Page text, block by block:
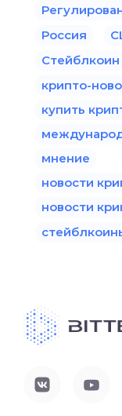
Россия
Стейблкоин
крипто-
купить
мнение
новости
новости